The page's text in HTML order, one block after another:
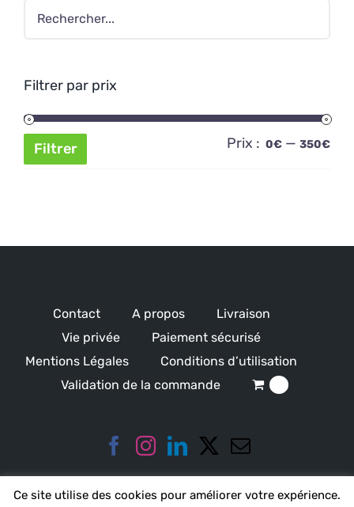
Filtrer par prix
Filtrer Prix : 0€ — 350€
Contact A propos
Livraison
Vie privée
Paiement sécurisé
Mentions Légales
Conditions d’utilisation
Validation de la commande
Ce site utilise des cookies pour améliorer votre expérience.